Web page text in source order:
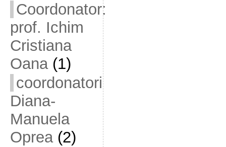
Coordonator:
prof. Ichim
Cristiana
Oana(1)
coordonatori
Diana-
Manuela
Oprea(2)